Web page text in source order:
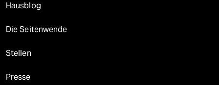
Hausblog
Die Seitenwende
Stellen
Presse